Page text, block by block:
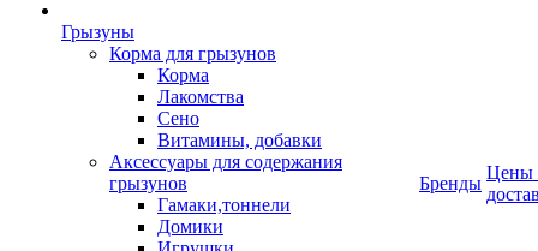
Грызуны
Корма для грызунов
Корма
Лакомства
Сено
Витамины, добавки
Аксессуары для содержания
грызунов
Гамаки,тоннели
Домики
Бренды
Цены